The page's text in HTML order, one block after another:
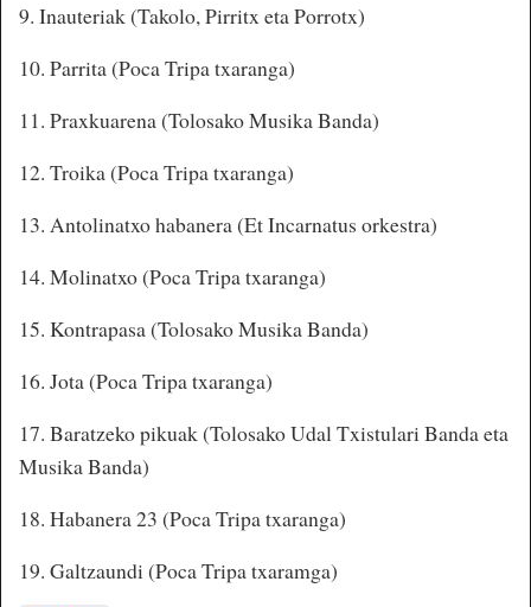
9. Inauteriak (Takolo, Pirritx eta Porrotx)
10. Parrita (Poca Tripa txaranga)
11. Praxkuarena (Tolosako Musika Banda)
12. Troika (Poca Tripa txaranga)
13. Antolinatxo habanera (Et Incarnatus orkestra)
14. Molinatxo (Poca Tripa txaranga)
15. Kontrapasa (Tolosako Musika Banda)
16. Jota (Poca Tripa txaranga)
17. Baratzeko pikuak (Tolosako Udal Txistulari Banda eta
Musika Banda)
18. Habanera 23 (Poca Tripa txaranga)
19. Galtzaundi (Poca Tripa txaramga)